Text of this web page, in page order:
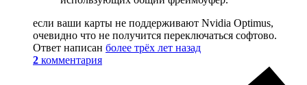
если ваши карты не поддерживают Nvidia Optimus,
очевидно что не получится переключаться софтово.
Ответ написан более трёх лет назад
2 комментария